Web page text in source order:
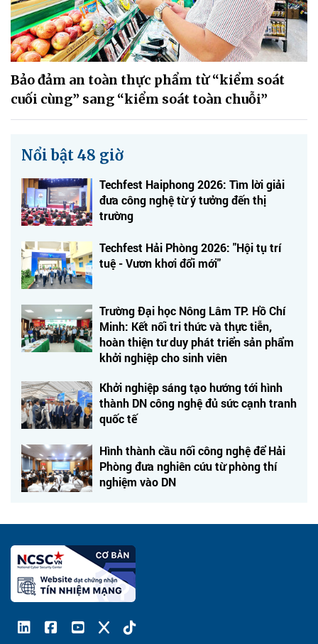
Bảo đảm an toàn thực phẩm từ “kiểm soát
cuối cùng” sang “kiểm soát toàn chuỗi”
Nổi bật 48 giờ
Techfest Haiphong 2026: Tìm lời giải
đưa công nghệ từ ý tưởng đến thị
trường
Techfest Hải Phòng 2026: "Hội tụ trí
tuệ - Vươn khơi đổi mới"
Trường Đại học Nông Lâm TP. Hồ Chí
Minh: Kết nối tri thức và thực tiễn,
hoàn thiện tư duy phát triển sản phẩm
khởi nghiệp cho sinh viên
Khởi nghiệp sáng tạo hướng tới hình
thành DN công nghệ đủ sức cạnh tranh
quốc tế
Hình thành cầu nối công nghệ để Hải
Phòng đưa nghiên cứu từ phòng thí
nghiệm vào DN